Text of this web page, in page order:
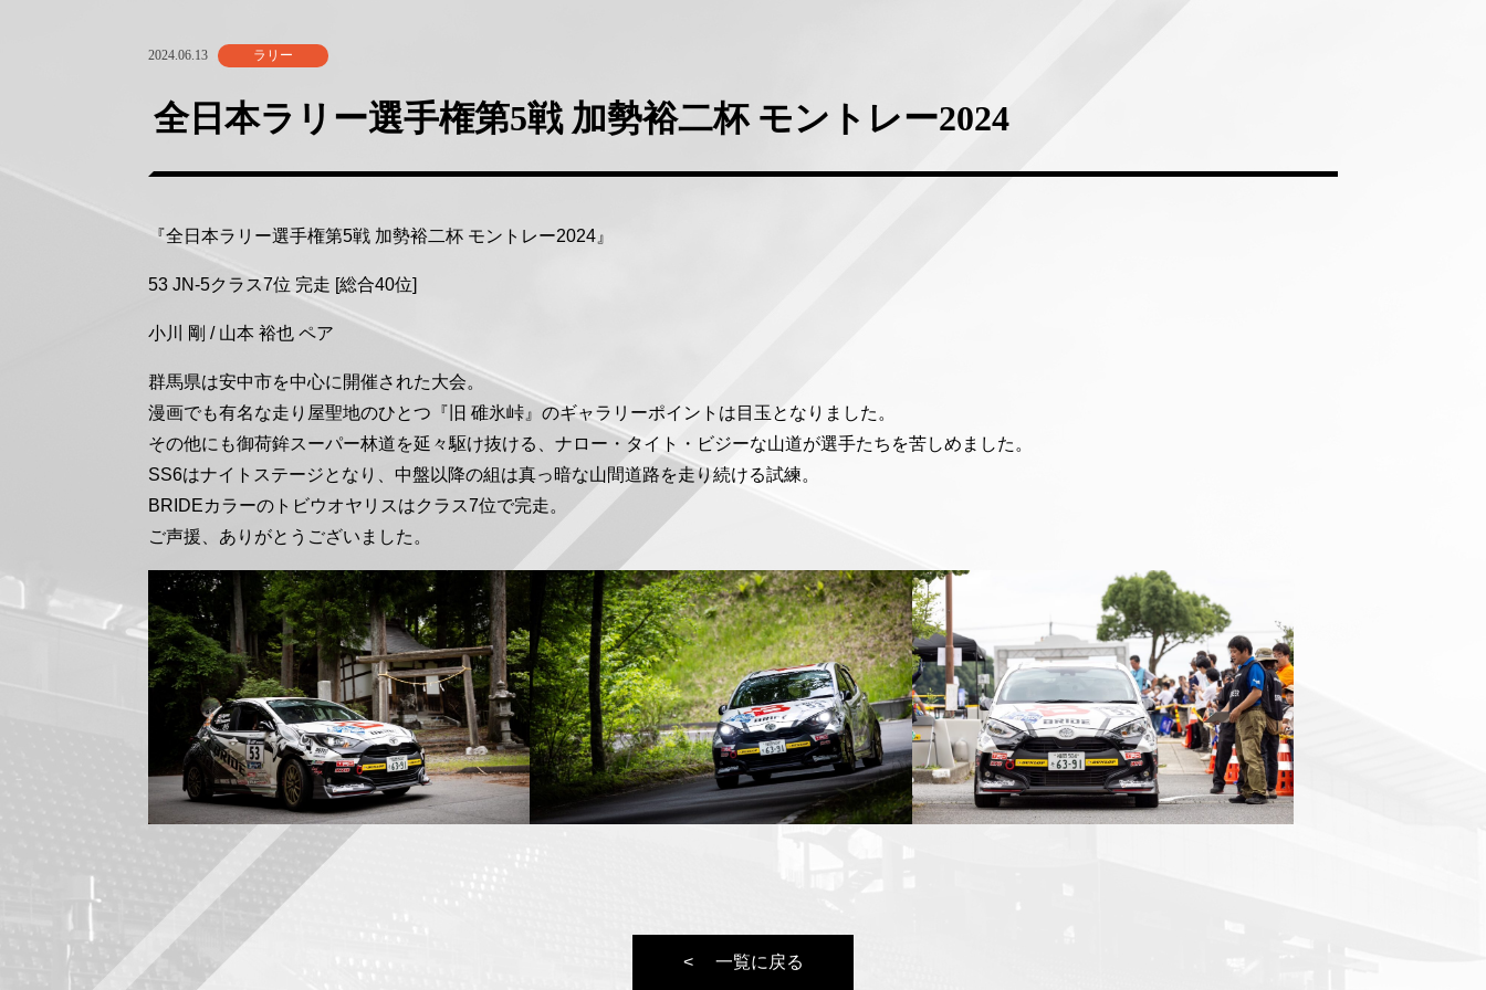
2024.06.13 ラリー
全日本ラリー選手権第5戦 加勢裕二杯 モントレー2024
『全日本ラリー選手権第5戦 加勢裕二杯 モントレー2024』
53 JN-5クラス7位 完走 [総合40位]
小川 剛 / 山本 裕也 ペア
群馬県は安中市を中心に開催された大会。
漫画でも有名な走り屋聖地のひとつ『旧 碓氷峠』のギャラリーポイントは目玉となりました。
その他にも御荷鉾スーパー林道を延々駆け抜ける、ナロー・タイト・ビジーな山道が選手たちを苦しめました。
SS6はナイトステージとなり、中盤以降の組は真っ暗な山間道路を走り続ける試練。
BRIDEカラーのトビウオヤリスはクラス7位で完走。
ご声援、ありがとうございました。
一覧に戻る